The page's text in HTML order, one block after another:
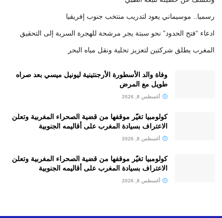
رسميا.. موسيماني يعود لتدريب منتخب جنوب إفريقيا
ادعاء “فتح الحدود” نحو سبتة يجر مرشحة للهجرة السرية إلى التحقيق
المغرب يطلق شركتين لتعزيز تحلية ونقل مياه البحر
وفاة والد الأسطورة الأرجنتينية ليونيل ميسي بعد صراه
طويل مع المرض
أغسطس 8, 2026
كولومبيا تغيّر موقفها من قضية الصحراء المغربية وتعلن
الاعتراف بسيادة المغرب على أقاليمه الجنوبية
أغسطس 8, 2026
كولومبيا تغيّر موقفها من قضية الصحراء المغربية وتعلن
الاعتراف بسيادة المغرب على أقاليمه الجنوبية
أغسطس 8, 2026